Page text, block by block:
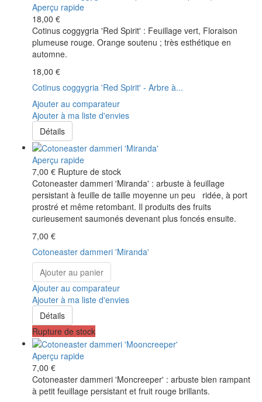
Aperçu rapide
18,00 €
Cotinus coggygria 'Red Spirit' : Feuillage vert, Floraison
plumeuse rouge. Orange soutenu ; très esthétique en
automne.
18,00 €
Cotinus coggygria 'Red Spirit' - Arbre à...
Ajouter au comparateur
Ajouter à ma liste d'envies
Détails
Aperçu rapide
7,00 € Rupture de stock
Cotoneaster dammeri 'Miranda' : arbuste à feuillage
persistant à feuille de taille moyenne un peu ridée, à port
prostré et même retombant. Il produits des fruits
curieusement saumonés devenant plus foncés ensuite.
7,00 €
Cotoneaster dammeri 'Miranda'
Ajouter au panier
Ajouter au comparateur
Ajouter à ma liste d'envies
Détails
Rupture de stock
Aperçu rapide
7,00 €
Cotoneaster dammeri 'Moncreeper' : arbuste bien rampant
à petit feuillage persistant et fruit rouge brillants.